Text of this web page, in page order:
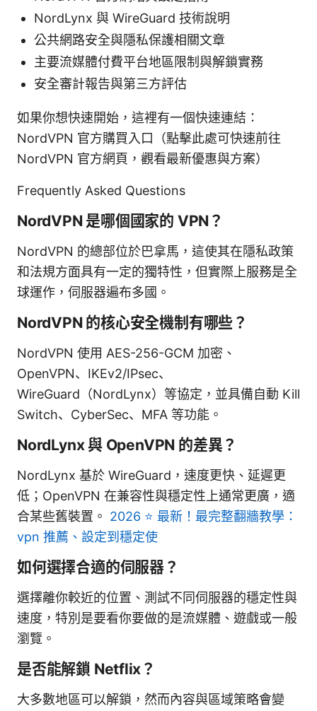
NordLynx 與 WireGuard 技術說明
公共網路安全與隱私保護相關文章
主要流媒體付費平台地區限制與解鎖實務
安全審計報告與第三方評估
如果你想快速開始，這裡有一個快速連結：
NordVPN 官方購買入口（點擊此處可快速前往
NordVPN 官方網頁，觀看最新優惠與方案）
Frequently Asked Questions
NordVPN 是哪個國家的 VPN？
NordVPN 的總部位於巴拿馬，這使其在隱私政策
和法規方面具有一定的獨特性，但實際上服務是全
球運作，伺服器遍布多國。
NordVPN 的核心安全機制有哪些？
NordVPN 使用 AES-256-GCM 加密、
OpenVPN、IKEv2/IPsec、
WireGuard（NordLynx）等協定，並具備自動 Kill
Switch、CyberSec、MFA 等功能。
NordLynx 與 OpenVPN 的差異？
NordLynx 基於 WireGuard，速度更快、延遲更
低；OpenVPN 在兼容性與穩定性上通常更廣，適
合某些舊裝置。 2026 ⭐ 最新！最完整翻牆教學：
vpn 推薦、設定到穩定使
如何選擇合適的伺服器？
選擇離你較近的位置、測試不同伺服器的穩定性與
速度，特別是要看你要做的是流媒體、遊戲或一般
瀏覽。
是否能解鎖 Netflix？
大多數地區可以解鎖，然而內容與區域策略會變